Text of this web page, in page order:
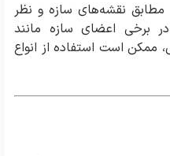
مطابق نقشه‌های سازه و نظر
برخی اعضای سازه مانند
ممکن است استفاده از انواع